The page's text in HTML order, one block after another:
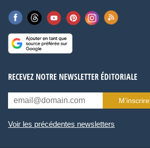
RECEVEZ NOTRE NEWSLETTER ÉDITORIALE
M’inscrire
Voir les précédentes newsletters